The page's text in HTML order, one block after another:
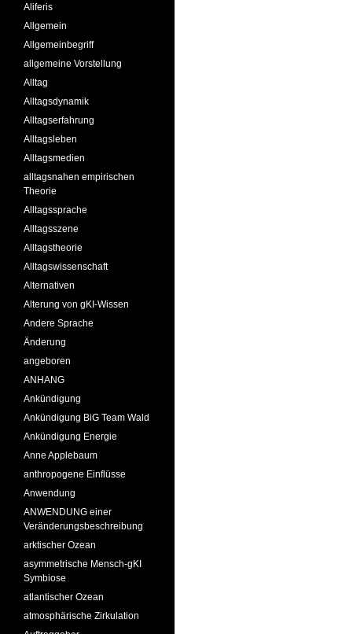
Aliferis
Allgemein
Allgemeinbegriff
allgemeine Vorstellung
Alltag
Alltagsdynamik
Alltagserfahrung
Alltagsleben
Alltagsmedien
alltagsnahen empirischen
Theorie
Alltagssprache
Alltagsszene
Alltagstheorie
Alltagswissenschaft
Alternativen
Alterung von gKI-Wissen
Andere Sprache
Änderung
angeboren
ANHANG
Ankündigung
Ankündigung BiG Team Wald
Ankündigung Energie
Anne Applebaum
anthropogene Einflüsse
Anwendung
ANWENDUNG einer
Veränderungsbeschreibung
arktischer Ozean
asymmetrische Mensch-gKI
Symbiose
atlantischer Ozean
atmosphärische Zirkulation